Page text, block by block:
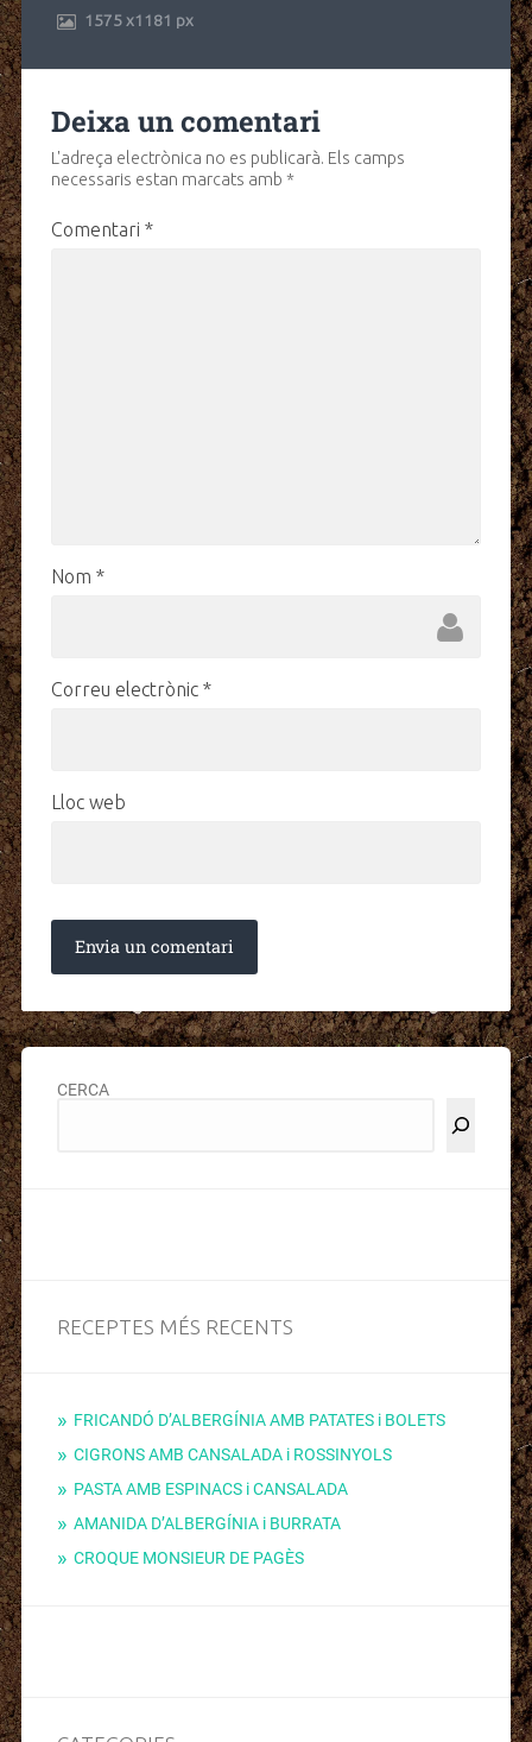
1575x1181 px
Deixa un comentari
L'adreça electrònica no es publicarà. Els camps
necessaris estan marcats amb *
Comentari *
Nom *
Correu electrònic *
Lloc web
CERCA
RECEPTES MÉS RECENTS
FRICANDÓ D’ALBERGÍNIA AMB PATATES i BOLETS
CIGRONS AMB CANSALADA i ROSSINYOLS
PASTA AMB ESPINACS i CANSALADA
AMANIDA D’ALBERGÍNIA i BURRATA
CROQUE MONSIEUR DE PAGÈS